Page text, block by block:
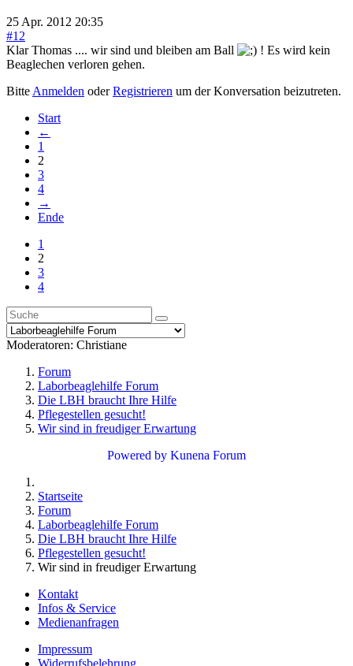
25 Apr. 2012 20:35
#12
Klar Thomas .... wir sind und bleiben am Ball
! Es wird kein
Beaglechen verloren gehen.
Bitte Anmelden oderRegistrieren um der Konversation beizutreten.
Start
←
1
2
3
4
→
Ende
1
2
3
4
Moderatoren: Christiane
Forum
Laborbeaglehilfe Forum
Die LBH braucht Ihre Hilfe
Pflegestellen gesucht!
Wir sind in freudiger Erwartung
Powered by Kunena Forum
Startseite
Forum
Laborbeaglehilfe Forum
Die LBH braucht Ihre Hilfe
Pflegestellen gesucht!
Wir sind in freudiger Erwartung
Kontakt
Infos & Service
Medienanfragen
Impressum
Widerrufsbelehrung